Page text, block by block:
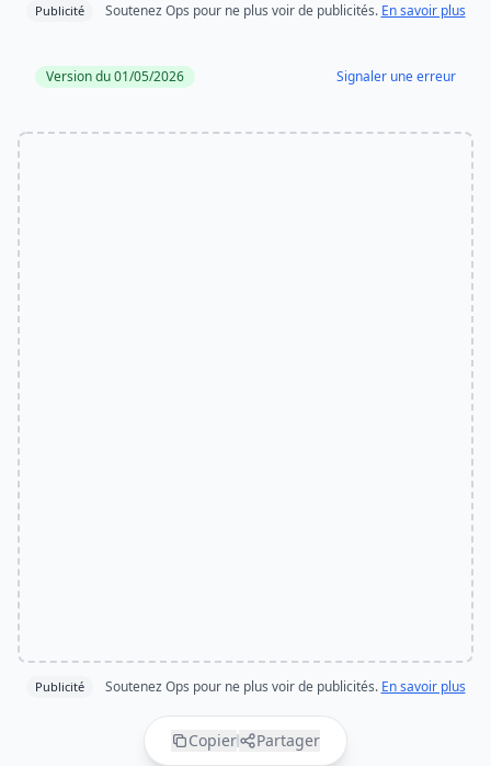
Publicité Soutenez Ops pour ne plus voir de publicités. En savoir plus
Version du 01/05/2026 Signaler une erreur
Publicité Soutenez Ops pour ne plus voir de publicités. En savoir plus
Copier Partager